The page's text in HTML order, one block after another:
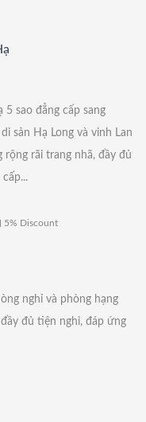
5 sao đẳng cấp sang
sản Hạ Long và vinh Lan
rộng rãi trang nhã, đầy đủ
5% Discount
nghỉ và phòng hạng
đủ tiện nghi, đáp ứng